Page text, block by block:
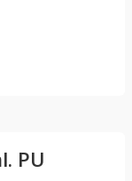
PU